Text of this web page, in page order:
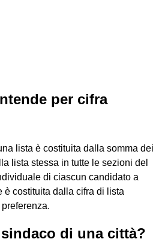
per cifra
lista è costituita dalla somma dei
lista stessa in tutte le sezioni del
di ciascun candidato a
è costituita dalla cifra di lista
di una città?